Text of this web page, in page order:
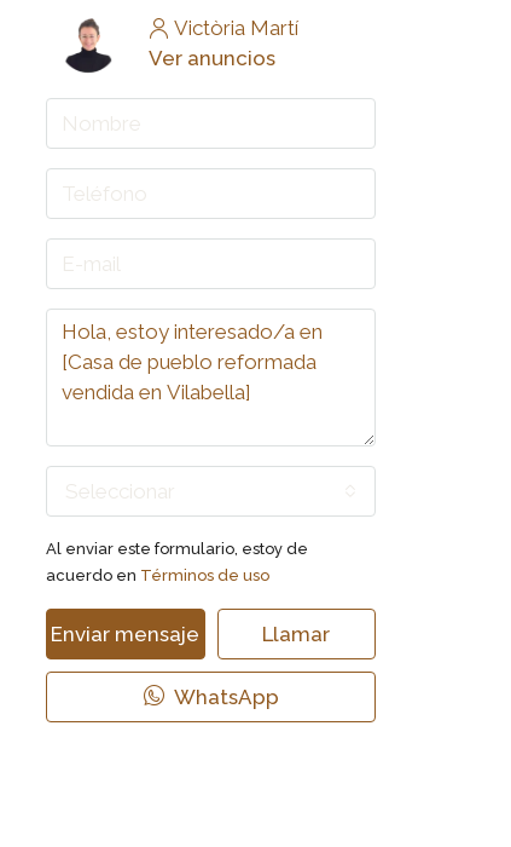
Victòria Martí
Ver anuncios
Seleccionar
Al enviar este formulario, estoy de
acuerdo en Términos de uso
Enviar mensaje Llamar
WhatsApp